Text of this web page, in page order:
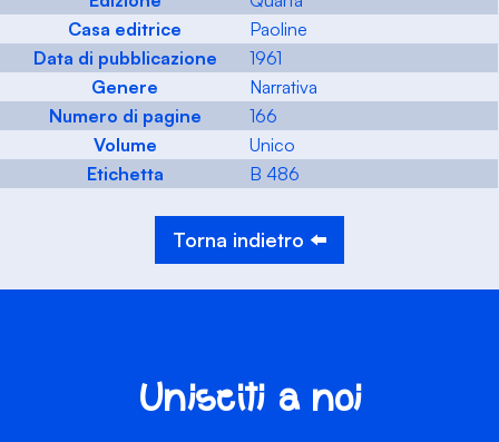
Casa editrice
Paoline
Data di pubblicazione
1961
Genere
Narrativa
Numero di pagine
166
Volume
Unico
Etichetta
B 486
Torna indietro ⬅️
Unisciti a noi